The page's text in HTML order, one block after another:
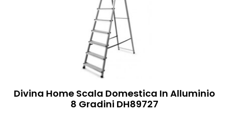
Divina Home Scala Domestica In Alluminio
8 Gradini DH89727